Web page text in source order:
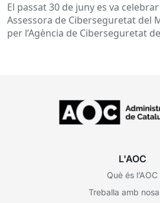
El passat 30 de juny es va
Assessora de Ciberseguretat del
per l’Agència de Ciberseguretat
L'AOC
Què és l’AOC
Treballa amb